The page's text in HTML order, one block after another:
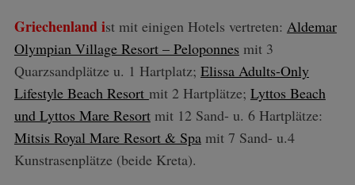
Griechenland ist mit einigen Hotels vertreten: Aldemar
Olympian Village Resort – Peloponnes mit 3
Quarzsandplätze u. 1 Hartplatz; Elissa Adults-Only
Lifestyle Beach Resort mit 2 Hartplätze; Lyttos Beach
und Lyttos Mare Resortmit 12 Sand- u. 6 Hartplätze:
Mitsis Royal Mare Resort & Spamit 7 Sand- u.4
Kunstrasenplätze (beide Kreta).